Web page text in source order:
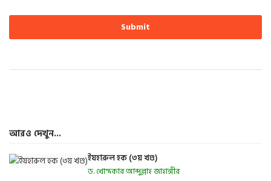
আরও দেখুন...
ইযহারুল হক (৩য় খণ্ড)
ড. খোন্দকার আব্দুল্লাহ জাহাঙ্গীর